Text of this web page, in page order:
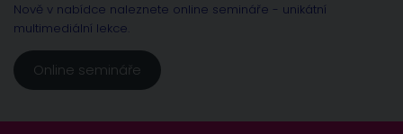
Nově v nabídce naleznete online semináře - unikátní
multimediální lekce.
Online semináře